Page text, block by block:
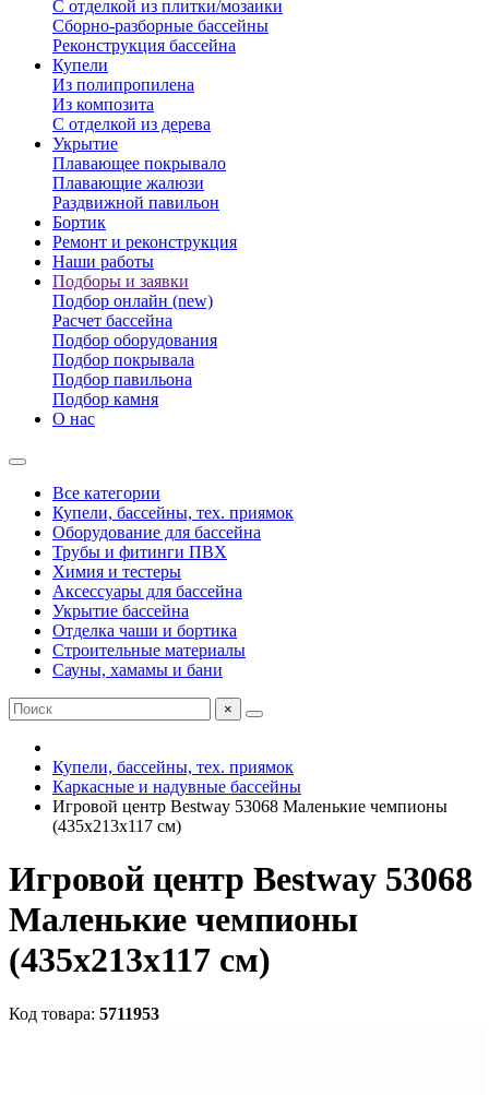
С отделкой из плитки/мозаики
Сборно-разборные бассейны
Реконструкция бассейна
Купели
Из полипропилена
Из композита
С отделкой из дерева
Укрытие
Плавающее покрывало
Плавающие жалюзи
Раздвижной павильон
Бортик
Ремонт и реконструкция
Наши работы
Подборы и заявки
Подбор онлайн (new)
Расчет бассейна
Подбор оборудования
Подбор покрывала
Подбор павильона
Подбор камня
О нас
Все категории
Купели, бассейны, тех. приямок
Оборудование для бассейна
Трубы и фитинги ПВХ
Химия и тестеры
Аксессуары для бассейна
Укрытие бассейна
Отделка чаши и бортика
Строительные материалы
Сауны, хамамы и бани
×
Купели, бассейны, тех. приямок
Каркасные и надувные бассейны
Игровой центр Bestway 53068 Маленькие чемпионы
(435х213х117 см)
Игровой центр Bestway 53068
Маленькие чемпионы
(435х213х117 см)
Код товара: 5711953